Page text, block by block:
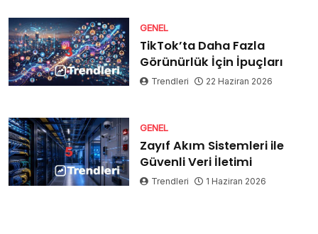
GENEL
TikTok’ta Daha Fazla
Görünürlük İçin İpuçları
Trendleri 22 Haziran 2026
GENEL
Zayıf Akım Sistemleri ile
Güvenli Veri İletimi
Trendleri 1 Haziran 2026